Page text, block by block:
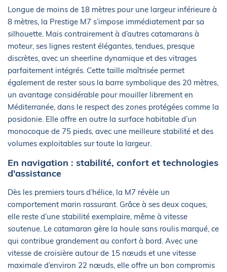
Longue de moins de 18 mètres pour une largeur inférieure à
8 mètres, la Prestige M7 s’impose immédiatement par sa
silhouette. Mais contrairement à d’autres catamarans à
moteur, ses lignes restent élégantes, tendues, presque
discrètes, avec un sheerline dynamique et des vitrages
parfaitement intégrés. Cette taille maîtrisée permet
également de rester sous la barre symbolique des 20 mètres,
un avantage considérable pour mouiller librement en
Méditerranée, dans le respect des zones protégées comme la
posidonie. Elle offre en outre la surface habitable d’un
monocoque de 75 pieds, avec une meilleure stabilité et des
volumes exploitables sur toute la largeur.
En navigation : stabilité, confort et technologies
d'assistance
Dès les premiers tours d’hélice, la M7 révèle un
comportement marin rassurant. Grâce à ses deux coques,
elle reste d’une stabilité exemplaire, même à vitesse
soutenue. Le catamaran gère la houle sans roulis marqué, ce
qui contribue grandement au confort à bord. Avec une
vitesse de croisière autour de 15 nœuds et une vitesse
maximale d’environ 22 nœuds, elle offre un bon compromis